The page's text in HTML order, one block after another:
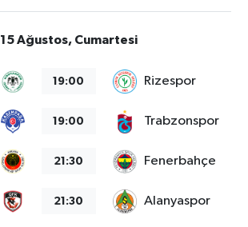
15 Ağustos, Cumartesi
19:00 Rizespor
19:00 Trabzonspor
21:30 Fenerbahçe
21:30 Alanyaspor